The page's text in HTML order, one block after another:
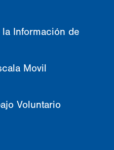
Información de
Movil
Voluntario